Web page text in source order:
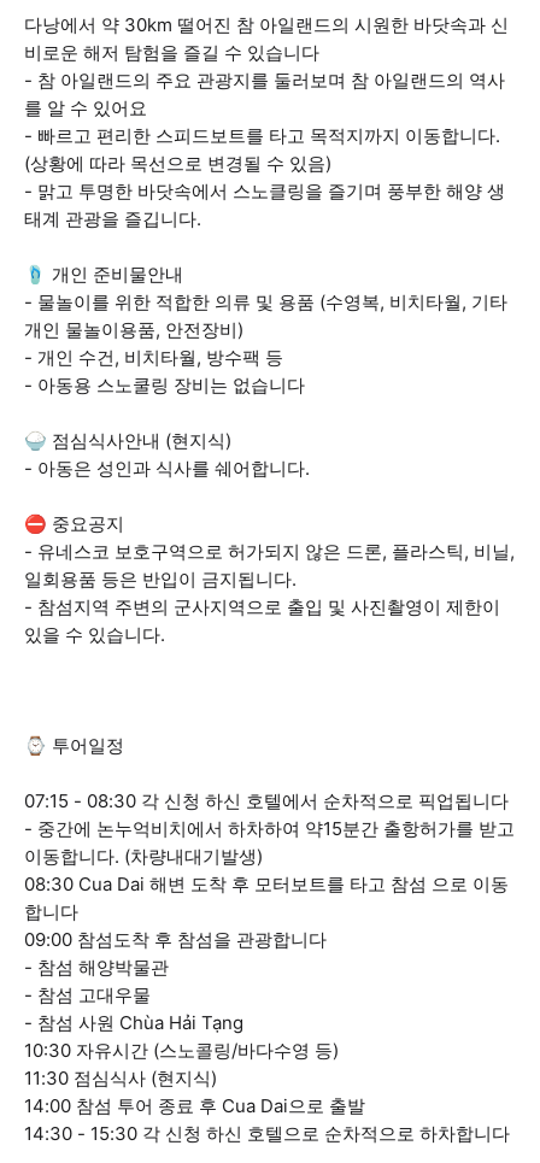
다낭에서 약 30km 떨어진 참 아일랜드의 시원한 바닷속과 신
비로운 해저 탐험을 즐길 수 있습니다
- 참 아일랜드의 주요 관광지를 둘러보며 참 아일랜드의 역사
를 알 수 있어요
- 빠르고 편리한 스피드보트를 타고 목적지까지 이동합니다.
(상황에 따라 목선으로 변경될 수 있음)
- 맑고 투명한 바닷속에서 스노클링을 즐기며 풍부한 해양 생
태계 관광을 즐깁니다.
🩴 개인 준비물안내
- 물놀이를 위한 적합한 의류 및 용품 (수영복, 비치타월, 기타
개인 물놀이용품, 안전장비)
- 개인 수건, 비치타월, 방수팩 등
- 아동용 스노쿨링 장비는 없습니다
🍚 점심식사안내 (현지식)
- 아동은 성인과 식사를 쉐어합니다.
⛔ 중요공지
- 유네스코 보호구역으로 허가되지 않은 드론, 플라스틱, 비닐,
일회용품 등은 반입이 금지됩니다.
- 참섬지역 주변의 군사지역으로 출입 및 사진촬영이 제한이
있을 수 있습니다.
⌚ 투어일정
07:15 - 08:30 각 신청 하신 호텔에서 순차적으로 픽업됩니다
- 중간에 논누억비치에서 하차하여 약15분간 출항허가를 받고
이동합니다. (차량내대기발생)
08:30 Cua Dai 해변 도착 후 모터보트를 타고 참섬 으로 이동
합니다
09:00 참섬도착 후 참섬을 관광합니다
- 참섬 해양박물관
- 참섬 고대우물
- 참섬 사원 Chùa Hải Tạng
10:30 자유시간 (스노콜링/바다수영 등)
11:30 점심식사 (현지식)
14:00 참섬 투어 종료 후 Cua Dai으로 출발
14:30 - 15:30 각 신청 하신 호텔으로 순차적으로 하차합니다